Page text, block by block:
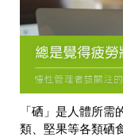
「硒」是人體所
類、堅果等各類硒